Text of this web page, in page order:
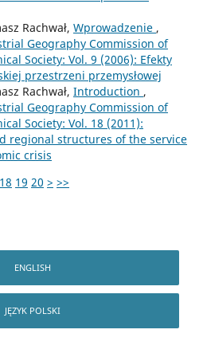
Rachwał, Wprowadzenie ,
Geography Commission of
Society: Vol. 9 (2006): Efekty
przestrzeni przemysłowej
Rachwał, Introduction ,
Geography Commission of
Society: Vol. 18 (2011):
regional structures of the service
crisis
18 19 20 > >>
ENGLISH
JĘZYK POLSKI